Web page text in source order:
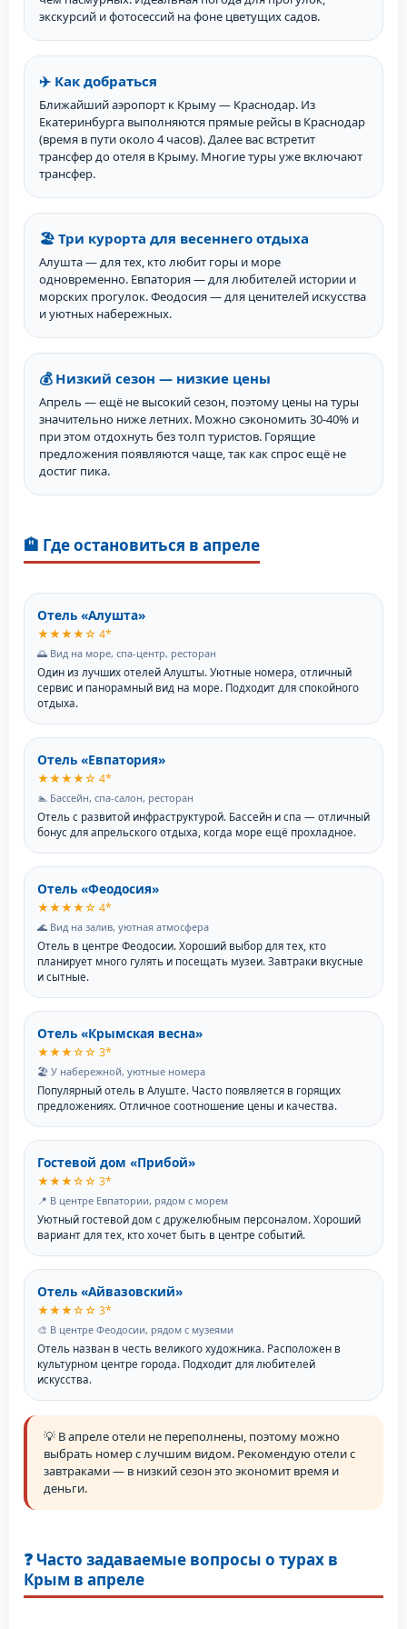
экскурсий и фотосессий на фоне цветущих садов.
✈️ Как добраться
Ближайший аэропорт к Крыму — Краснодар. Из
Екатеринбурга выполняются прямые рейсы в Краснодар
(время в пути около 4 часов). Далее вас встретит
трансфер до отеля в Крыму. Многие туры уже включают
трансфер.
🏖️ Три курорта для весеннего отдыха
Алушта — для тех, кто любит горы и море
одновременно. Евпатория — для любителей истории и
морских прогулок. Феодосия — для ценителей искусства
и уютных набережных.
💰 Низкий сезон — низкие цены
Апрель — ещё не высокий сезон, поэтому цены на туры
значительно ниже летних. Можно сэкономить 30-40% и
при этом отдохнуть без толп туристов. Горящие
предложения появляются чаще, так как спрос ещё не
достиг пика.
🏨 Где остановиться в апреле
Отель «Алушта»
★★★★☆ 4*
🌅 Вид на море, спа-центр, ресторан
Один из лучших отелей Алушты. Уютные номера, отличный
сервис и панорамный вид на море. Подходит для спокойного
отдыха.
Отель «Евпатория»
★★★★☆ 4*
🏊 Бассейн, спа-салон, ресторан
Отель с развитой инфраструктурой. Бассейн и спа — отличный
бонус для апрельского отдыха, когда море ещё прохладное.
Отель «Феодосия»
★★★★☆ 4*
🌊 Вид на залив, уютная атмосфера
Отель в центре Феодосии. Хороший выбор для тех, кто
планирует много гулять и посещать музеи. Завтраки вкусные
и сытные.
Отель «Крымская весна»
★★★☆☆ 3*
🏖️ У набережной, уютные номера
Популярный отель в Алуште. Часто появляется в горящих
предложениях. Отличное соотношение цены и качества.
Гостевой дом «Прибой»
★★★☆☆ 3*
📍 В центре Евпатории, рядом с морем
Уютный гостевой дом с дружелюбным персоналом. Хороший
вариант для тех, кто хочет быть в центре событий.
Отель «Айвазовский»
★★★☆☆ 3*
🎨 В центре Феодосии, рядом с музеями
Отель назван в честь великого художника. Расположен в
культурном центре города. Подходит для любителей
искусства.
💡 В апреле отели не переполнены, поэтому можно
выбрать номер с лучшим видом. Рекомендую отели с
завтраками — в низкий сезон это экономит время и
деньги.
❓ Часто задаваемые вопросы о турах в
Крым в апреле